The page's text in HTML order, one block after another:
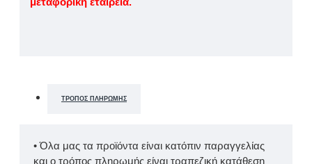
ΤΡΌΠΟΣ ΠΛΗΡΩΜΉΣ
• Όλα μας τα προϊόντα είναι κατόπιν παραγγελίας
και ο τρόπος πληρωμής είναι τραπεζική κατάθεση